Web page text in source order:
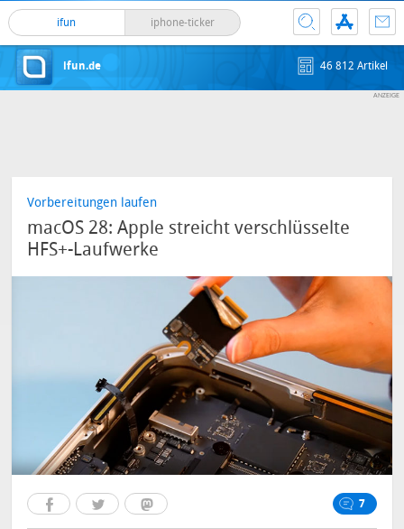
ifun iphone-ticker
ifun.de 46 812 Artikel
Vorbereitungen laufen
macOS 28: Apple streicht verschlüsselte
HFS+-Laufwerke
7